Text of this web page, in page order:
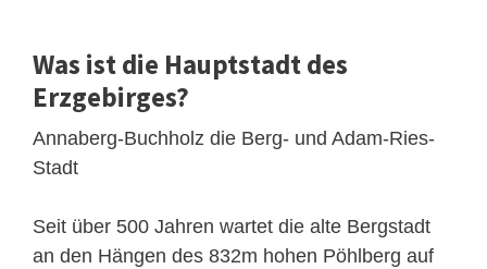
Was ist die Hauptstadt des
Erzgebirges?
Annaberg-Buchholz die Berg- und Adam-Ries-
Stadt
Seit über 500 Jahren wartet die alte Bergstadt
an den Hängen des 832m hohen Pöhlberg auf